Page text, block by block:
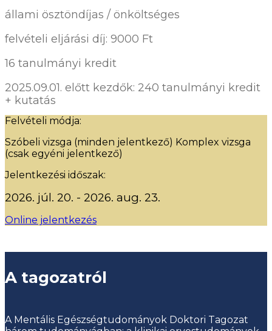
állami ösztöndíjas / önköltséges
felvételi eljárási díj: 9000 Ft
16 tanulmányi kredit
2025.09.01. előtt kezdők: 240 tanulmányi kredit
+ kutatás
Felvételi módja:
Szóbeli vizsga (minden jelentkező) Komplex vizsga
(csak egyéni jelentkező)
Jelentkezési időszak:
2026. júl. 20. - 2026. aug. 23.
Online jelentkezés
A tagozatról
A Mentális Egészségtudományok Doktori Tagozat